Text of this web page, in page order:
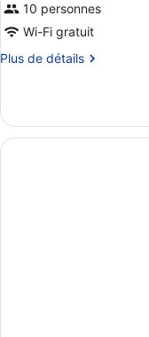
10 personnes
Wi-Fi gratuit
Plus de détails
Plus
le
type
de